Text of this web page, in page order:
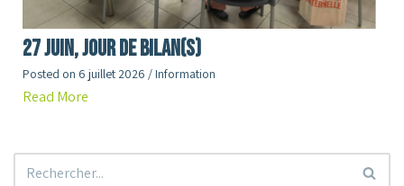
27 juin, jour de Bilan(s)
Posted on 6 juillet 2026 /Information
Read More